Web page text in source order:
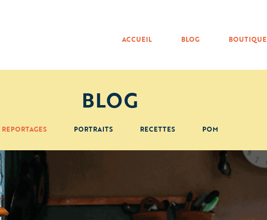
ACCUEIL BLOG BOUTIQUE
BLOG
REPORTAGES PORTRAITS RECETTES POM